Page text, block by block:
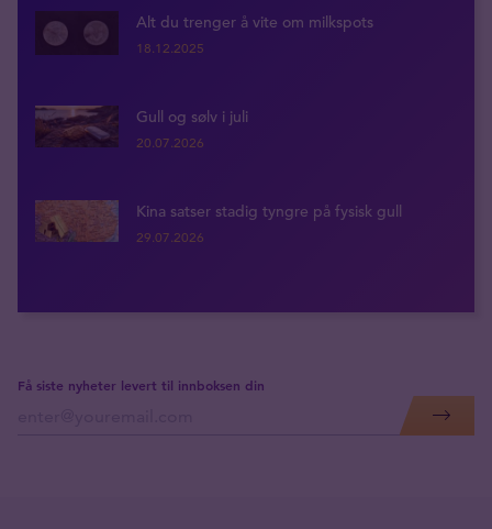
Alt du trenger å vite om milkspots
18.12.2025
Gull og sølv i juli
20.07.2026
Kina satser stadig tyngre på fysisk gull
29.07.2026
Få siste nyheter levert til innboksen din